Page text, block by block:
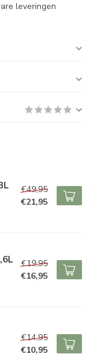
leveringen
€49,95
€21,95
€19,95
€16,95
€14,95
€10,95